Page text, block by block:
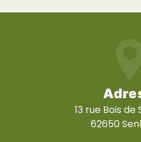
13 rue Bois de
62650